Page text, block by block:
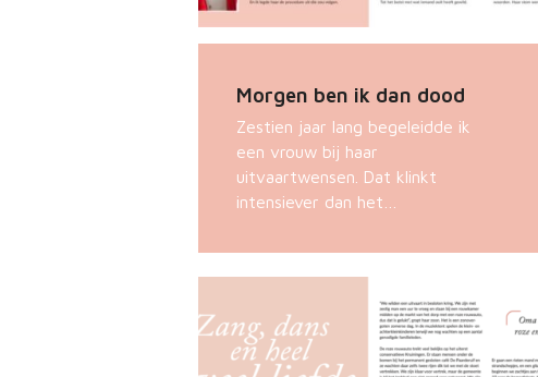
Morgen ben ik dan dood
Zestien jaar lang begeleidde ik
een vrouw bij haar
uitvaartwensen. Dat klinkt
intensiever dan het…